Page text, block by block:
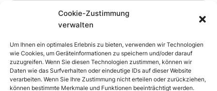
Cookie-Zustimmung
verwalten
Um Ihnen ein optimales Erlebnis zu bieten, verwenden wir Technologien
wie Cookies, um Geräteinformationen zu speichern und/oder darauf
zuzugreifen. Wenn Sie diesen Technologien zustimmen, können wir
Daten wie das Surfverhalten oder eindeutige IDs auf dieser Website
verarbeiten. Wenn Sie Ihre Zustimmung nicht erteilen oder zurückziehen,
können bestimmte Merkmale und Funktionen beeinträchtigt werden.
Alternative:
Angemeldet bleiben Passwort vergessen?
Anmelden